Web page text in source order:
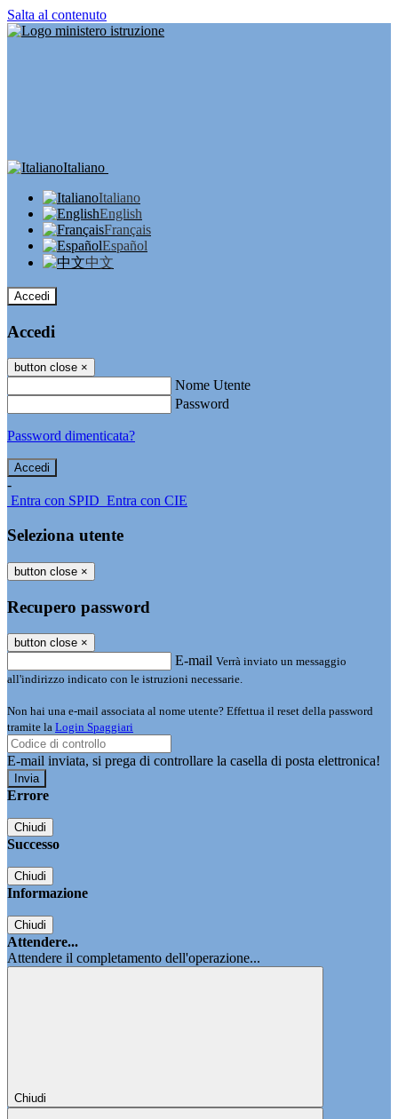
Salta al contenuto
Italiano
Italiano
English
Français
Español
中文
Accedi
Accedi
button close ×
Nome Utente
Password
Password dimenticata?
-
Entra con SPID Entra con CIE
Seleziona utente
button close ×
Recupero password
button close ×
E-mail Verrà inviato un messaggio
all'indirizzo indicato con le istruzioni necessarie.
Non hai una e-mail associata al nome utente? Effettua il reset della password
tramite la Login Spaggiari
E-mail inviata, si prega di controllare la casella di posta elettronica!
Errore
Chiudi
Successo
Chiudi
Informazione
Chiudi
Attendere...
Attendere il completamento dell'operazione...
Chiudi